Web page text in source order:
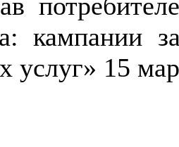
кампании
услуг» 15